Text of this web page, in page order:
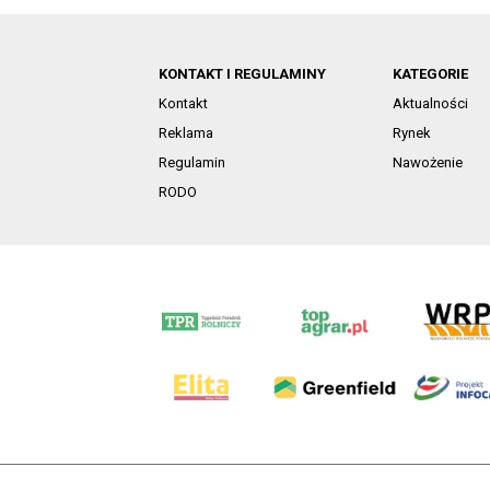
KONTAKT I REGULAMINY
Kontakt
Reklama
Regulamin
RODO
KATEGORIE
Aktualności
Rynek
Nawożenie